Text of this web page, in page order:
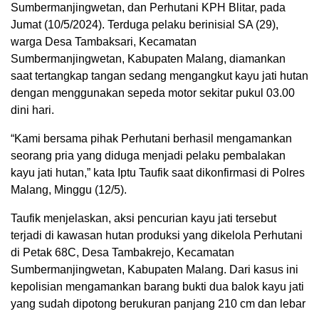
Sumbermanjingwetan, dan Perhutani KPH Blitar, pada
Jumat (10/5/2024). Terduga pelaku berinisial SA (29),
warga Desa Tambaksari, Kecamatan
Sumbermanjingwetan, Kabupaten Malang, diamankan
saat tertangkap tangan sedang mengangkut kayu jati hutan
dengan menggunakan sepeda motor sekitar pukul 03.00
dini hari.
“Kami bersama pihak Perhutani berhasil mengamankan
seorang pria yang diduga menjadi pelaku pembalakan
kayu jati hutan,” kata Iptu Taufik saat dikonfirmasi di Polres
Malang, Minggu (12/5).
Taufik menjelaskan, aksi pencurian kayu jati tersebut
terjadi di kawasan hutan produksi yang dikelola Perhutani
di Petak 68C, Desa Tambakrejo, Kecamatan
Sumbermanjingwetan, Kabupaten Malang. Dari kasus ini
kepolisian mengamankan barang bukti dua balok kayu jati
yang sudah dipotong berukuran panjang 210 cm dan lebar